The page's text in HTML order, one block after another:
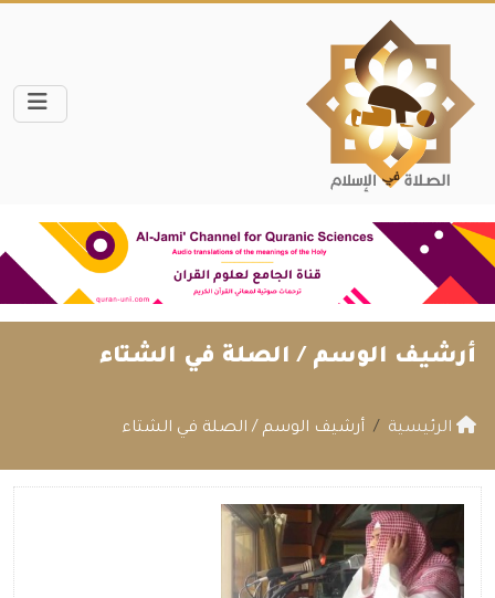
أرشيف الوسم / الصلة في الشتاء
الرئيسية أرشيف الوسم / الصلة في الشتاء